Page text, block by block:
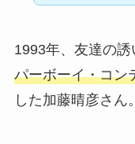
1993年、友達の誘
パーボーイ・コン
した加藤晴彦さん。